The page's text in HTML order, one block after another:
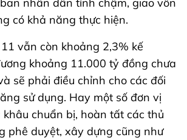
có khả năng thực hiện.
vẫn còn khoảng 2,3% kế
khoảng 11.000 tỷ đồng chưa
sẽ phải điều chỉnh cho các đối
sử dụng. Hay một số đơn vị
chuẩn bị, hoàn tất các thủ
phê duyệt, xây dựng cũng như